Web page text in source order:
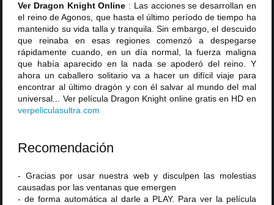
Ver Dragon Knight Online : Las acciones se desarrollan en
el reino de Agonos, que hasta el último período de tiempo ha
mantenido su vida talla y tranquila. Sin embargo, el descuido
que reinaba en esas regiones comenzó a despegarse
rápidamente cuando, en un día normal, la fuerza maligna
que había aparecido en la nada se apoderó del reino. Y
ahora un caballero solitario va a hacer un difícil viaje para
encontrar al último dragón y con él salvar al mundo del mal
universal... Ver película Dragon Knight online gratis en HD en
verpeliculasultra .com
Recomendación
- Gracias por usar nuestra web y disculpen las molestias
causadas por las ventanas que emergen
- de forma automática al darle a PLAY. Para ver la película